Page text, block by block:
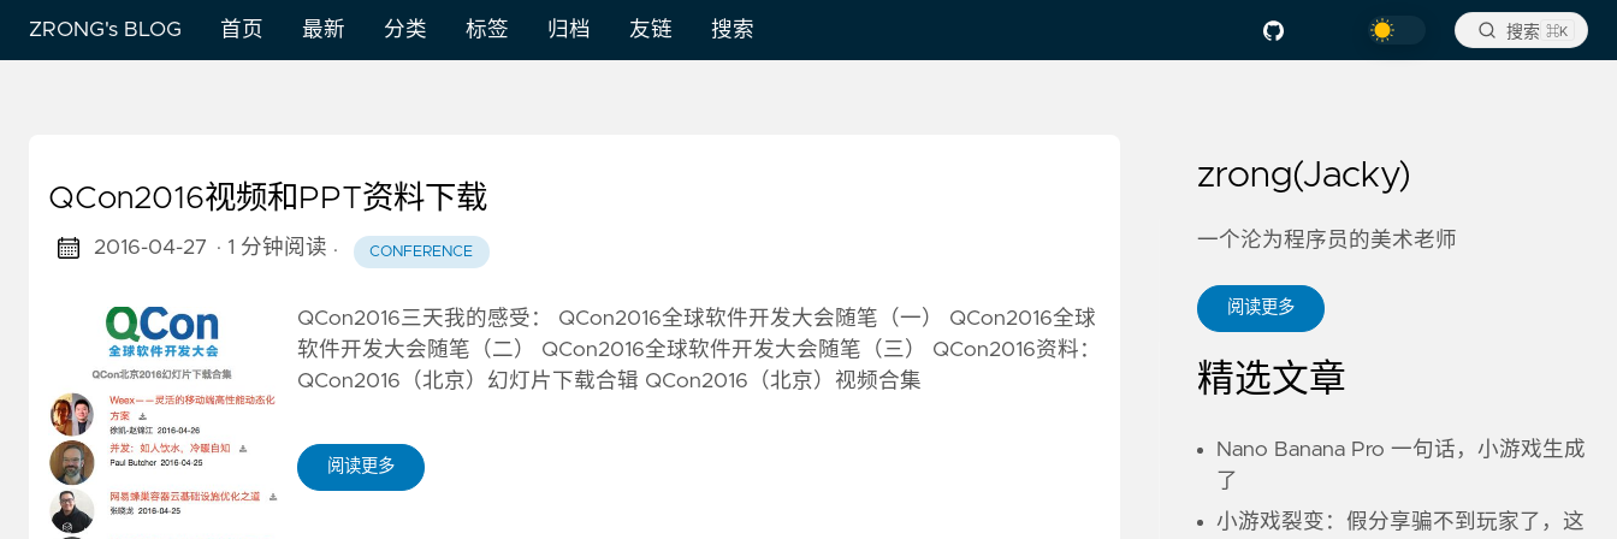
ZRONG's BLOG 首页 最新 分类 标签 归档 友链 搜索 搜索 ⌘K
QCon2016视频和PPT资料下载
2016-04-27 · 1 分钟阅读 · CONFERENCE
QCon2016三天我的感受： QCon2016全球软件开发大会随笔（一） QCon2016全球
软件开发大会随笔（二） QCon2016全球软件开发大会随笔（三） QCon2016资料：
QCon2016（北京）幻灯片下载合辑 QCon2016（北京）视频合集
阅读更多
zrong(Jacky)
一个沦为程序员的美术老师
阅读更多
精选文章
Nano Banana Pro 一句话，小游戏生成
了
小游戏裂变：假分享骗不到玩家了，这